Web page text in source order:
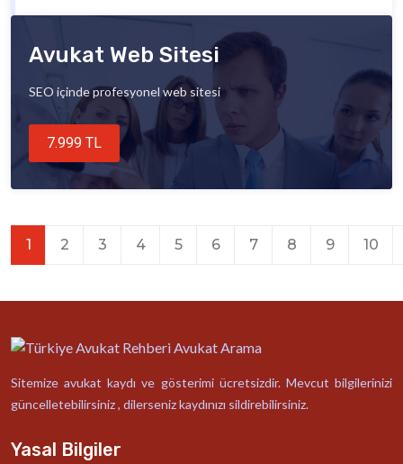
Avukat Web Sitesi
SEO içinde profesyonel web sitesi
7.999 TL
1 2 3 4 5 6 7 8 9 10
Sitemize avukat kaydı ve gösterimi ücretsizdir. Mevcut bilgilerinizi
güncelletebilirsiniz , dilerseniz kaydınızı sildirebilirsiniz.
Yasal Bilgiler